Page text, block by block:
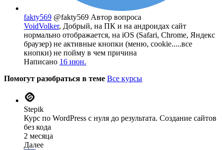
fakty569 @fakty569 Автор вопроса
VoidVolker, Добрый, на ПК и на андроидах сайт
нормально отображается, на iOS (Safari, Chrome, Яндекс
браузер) не активные кнопки (меню, cookie.....все
кнопки) не пойму в чем причина
Написано 16 июн.
Помогут разобраться в теме Все курсы
Stepik
Курс по WordPress с нуля до результата. Создание сайтов
без кода
2 месяца
Далее